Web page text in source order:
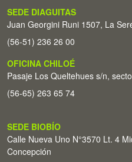
SEDE DIAGUITAS
Juan Georgini Runi 1507, La
(56-51) 236 26 00
OFICINA CHILOÉ
Pasaje Los Queltehues s/n,
(56-65) 263 65 74
SEDE BIOBÍO
Calle Nueva Uno N°3570 Lt. 4
Concepción